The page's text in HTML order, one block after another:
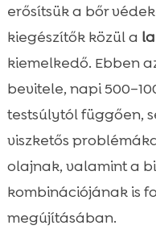
erősítsük a bőr
kiegészítők közül a
kiemelkedő. Ebben
bevitele, napi
testsúlytól függően,
viszketős
olajnak, valamint a
kombinációjának is
megújításában.